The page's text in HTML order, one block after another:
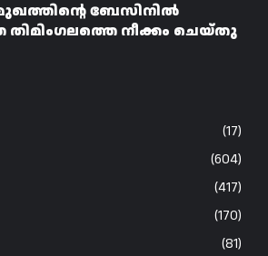
ബേസിനിൽ
തിമിംഗലത്തെ നീക്കം ചെയ്‌തു
(17)
(604)
(417)
(170)
(81)